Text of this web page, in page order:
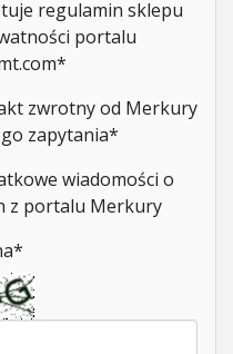
regulamin sklepu
portalu
*
zwrotny od Merkury
zapytania*
wiadomości o
z portalu Merkury
*